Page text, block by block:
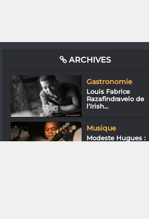
ARCHIVES
Gastronomie
Louis Fabrice
Razafindravelo de
l’Irish...
Musique
Modeste Hugues :